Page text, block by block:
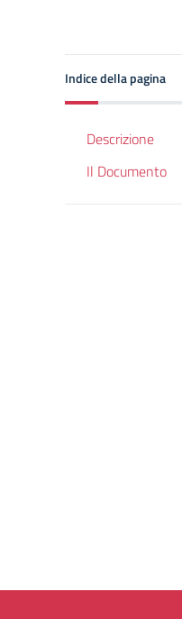
Indice della pagina
Descrizione
Il Documento